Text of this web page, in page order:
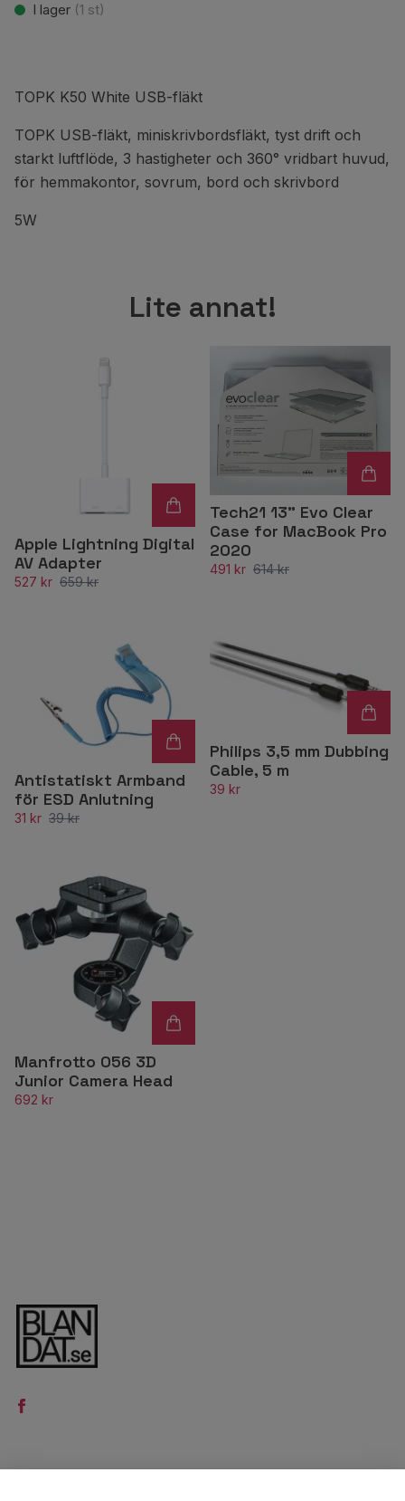
I lager (1 st)
TOPK K50 White USB-fläkt
TOPK USB-fläkt, miniskrivbordsfläkt, tyst drift och
starkt luftflöde, 3 hastigheter och 360° vridbart huvud,
för hemmakontor, sovrum, bord och skrivbord
5W
Lite annat!
Apple Lightning Digital
AV Adapter
527 kr 659 kr
Tech21 13" Evo Clear
Case for MacBook Pro
2020
491 kr 614 kr
Antistatiskt Armband
för ESD Anlutning
31 kr 39 kr
Philips 3,5 mm Dubbing
Cable, 5 m
39 kr
Manfrotto 056 3D
Junior Camera Head
692 kr